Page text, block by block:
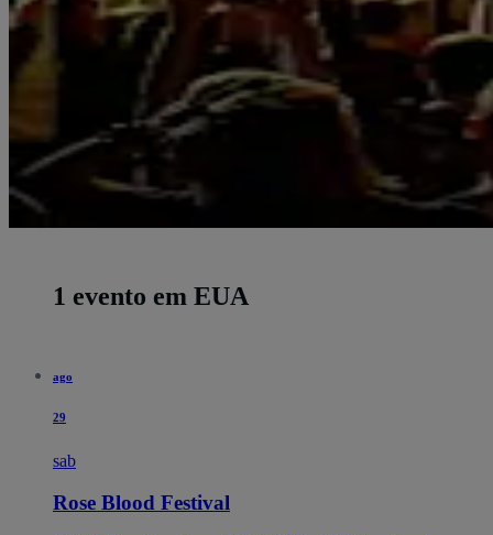
1 evento em EUA
ago
29
sab
Rose Blood Festival